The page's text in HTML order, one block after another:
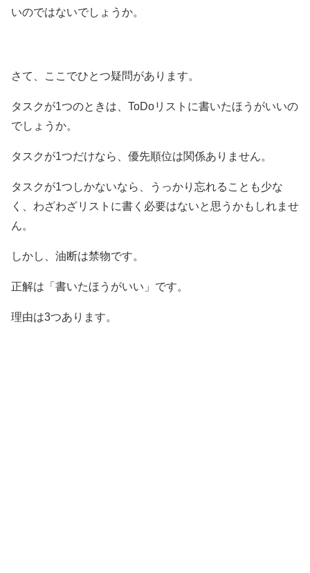
いのではないでしょうか。
さて、ここでひとつ疑問があります。
タスクが1つのときは、ToDoリストに書いたほうがいいの
でしょうか。
タスクが1つだけなら、優先順位は関係ありません。
タスクが1つしかないなら、うっかり忘れることも少な
く、わざわざリストに書く必要はないと思うかもしれませ
ん。
しかし、油断は禁物です。
正解は「書いたほうがいい」です。
理由は3つあります。